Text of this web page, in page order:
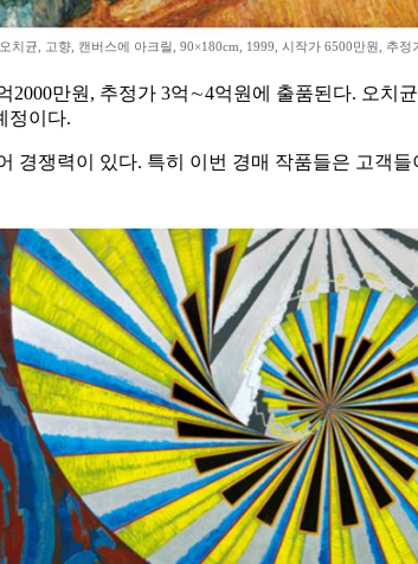
치균, 고향, 캔버스에 아크릴, 90×180cm, 1999, 시작가 6500만원, 추정
만원, 추정가 3억∼4억원에 출품된다. 오치
정이다.
경쟁력이 있다. 특히 이번 경매 작품들은 고객